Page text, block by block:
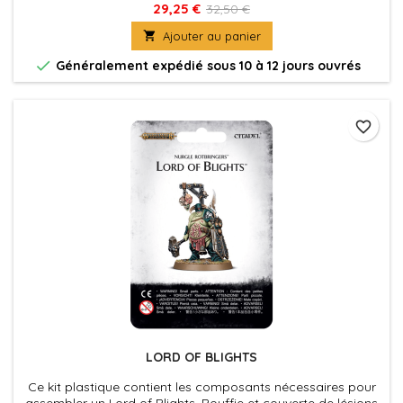
29,25 € 32,50 €
 Ajouter au panier
 Généralement expédié sous 10 à 12 jours ouvrés
LORD OF BLIGHTS
Ce kit plastique contient les composants nécessaires pour
favorite_border